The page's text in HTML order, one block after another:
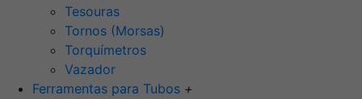
Tesouras
Tornos (Morsas)
Torquímetros
Vazador
Ferramentas para Tubos +